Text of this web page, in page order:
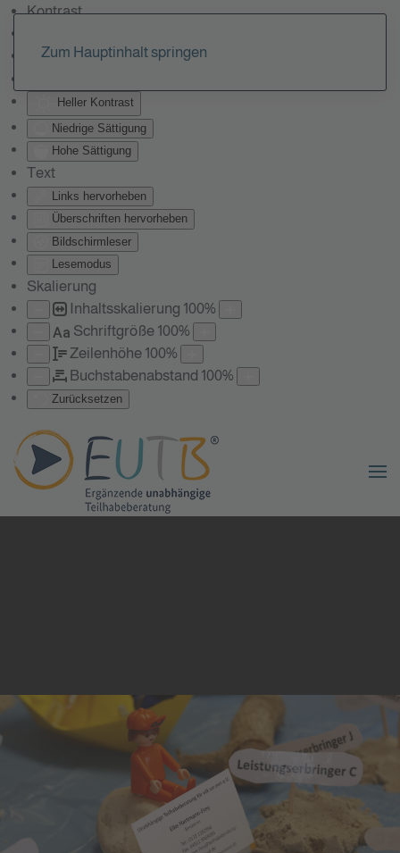
Kontrast
Monochrom
Heller Kontrast
Niedrige Sättigung
Hohe Sättigung
Text
Links hervorheben
Überschriften hervorheben
Bildschirmleser
Lesemodus
Skalierung
Inhaltsskalierung 100%
Aa Schriftgröße 100%
Zeilenhöhe 100%
Buchstabenabstand 100%
Zurücksetzen
Zum Hauptinhalt springen